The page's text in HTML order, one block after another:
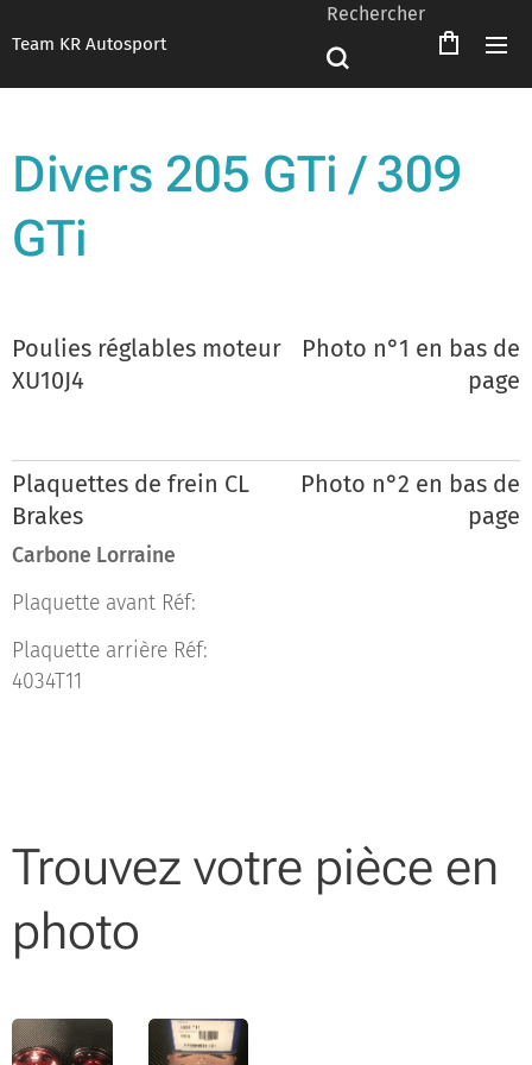
Team KR Autosport
Rechercher
Divers 205 GTi / 309
GTi
Poulies réglables moteur
XU10J4
Photo n°1 en bas de
page
Plaquettes de frein CL
Brakes
Carbone Lorraine
Plaquette avant Réf:
Plaquette arrière Réf:
4034T11
Photo n°2 en bas de
page
Trouvez votre pièce en
photo